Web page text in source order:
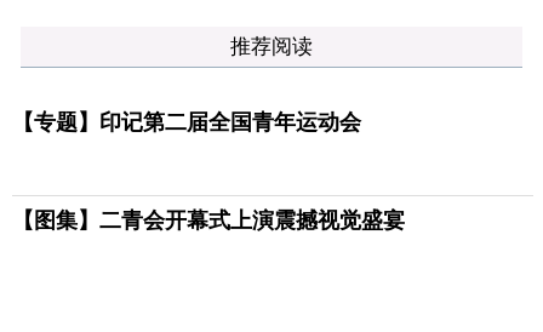
推荐阅读
【专题】印记第二届全国青年运动会
【图集】二青会开幕式上演震撼视觉盛宴